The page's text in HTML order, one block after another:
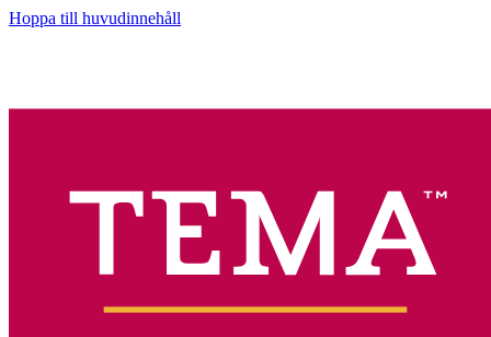
Hoppa till huvudinnehåll